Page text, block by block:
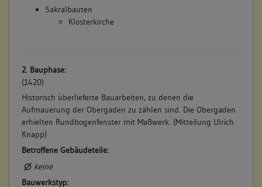
Sakralbauten
Klosterkirche
2. Bauphase:
(1420)
Historisch überlieferte Bauarbeiten, zu denen die
Aufmauerung der Obergaden zu zählen sind. Die Obergaden
erhielten Rundbogenfenster mit Maßwerk. (Mitteilung Ulrich
Knapp)
Betroffene Gebäudeteile:
keine
Bauwerkstyp: